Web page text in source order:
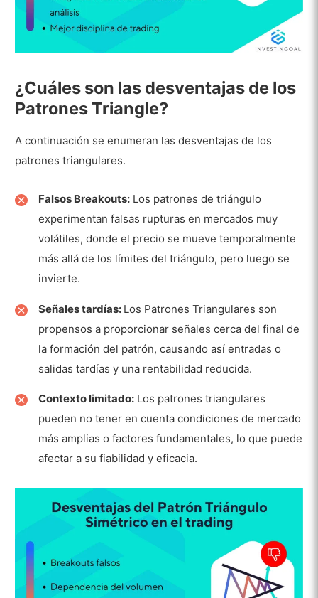
¿Cuáles son las desventajas de los
Patrones Triangle?
A continuación se enumeran las desventajas de los
patrones triangulares.
Falsos Breakouts:Los patrones de triángulo
experimentan falsas rupturas en mercados muy
volátiles, donde el precio se mueve temporalmente
más allá de los límites del triángulo, pero luego se
invierte.
Señales tardías: Los Patrones Triangulares son
propensos a proporcionar señales cerca del final de
la formación del patrón, causando así entradas o
salidas tardías y una rentabilidad reducida.
Contexto limitado:Los patrones triangulares
pueden no tener en cuenta condiciones de mercado
más amplias o factores fundamentales, lo que puede
afectar a su fiabilidad y eficacia.